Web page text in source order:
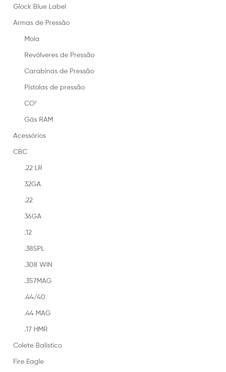
Glock Blue Label
Armas de Pressão
Mola
Revólveres de Pressão
Carabinas de Pressão
Pistolas de pressão
CO²
Gás RAM
Acessórios
CBC
.22 LR
32GA
.22
36GA
.12
.38SPL
.308 WIN
.357MAG
.44/40
.44 MAG
.17 HMR
Colete Balístico
Fire Eagle